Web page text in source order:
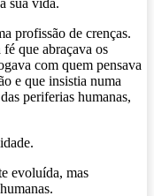
sua vida.
profissão de crenças.
que abraçava os
com quem pensava
e que insistia numa
periferias humanas,
evoluída, mas